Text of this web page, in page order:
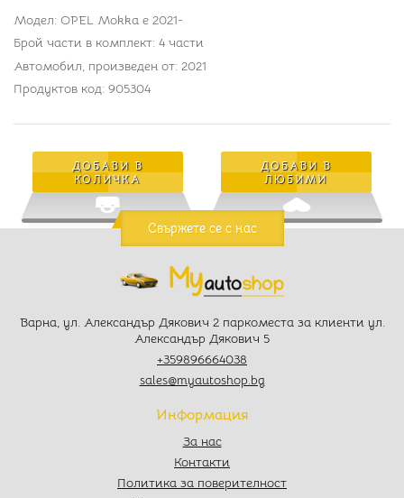
Модел: OPEL Mokka e 2021-
Брой части в комплект: 4 части
Автомобил, произведен от: 2021
Продуктов код: 905304
ДОБАВИ В
КОЛИЧКА
ДОБАВИ В
ЛЮБИМИ
Свържете се с нас
Варна, ул. Александър Дякович 2 паркоместа за клиенти ул.
Александър Дякович 5
+359896664038
sales@myautoshop.bg
Информация
За нас
Контакти
Политика за поверителност